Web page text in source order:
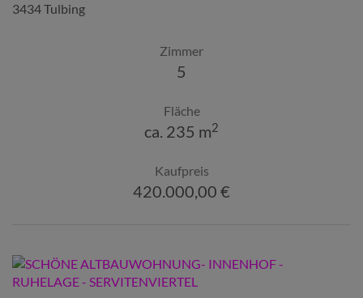
3434 Tulbing
Zimmer
5
Fläche
ca. 235 m2
Kaufpreis
420.000,00 €